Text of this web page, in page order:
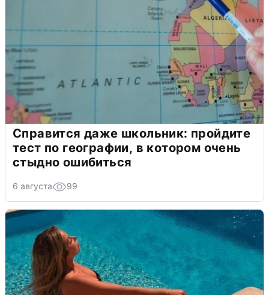
Справится даже школьник: пройдите
тест по географии, в котором очень
стыдно ошибиться
6 августа 99